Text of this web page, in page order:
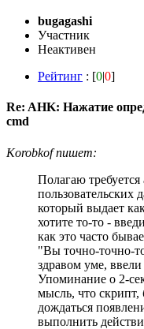
bugagashi
Участник
Неактивен
Рейтинг : [0|0]
Re: AHK: Нажатие
cmd
Korobkof пишет:
Полагаю требуется
пользовательских
который выдает
хотите то-то -
как это часто
"Вы точно-точно-
здравом уме,
Упоминание о 2-
мысль, что
дождаться
выполнить